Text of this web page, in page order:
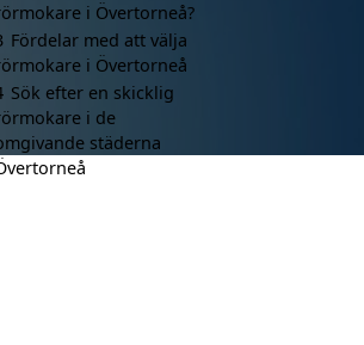
i Övertorneå?
Fördelar med att välja
i Övertorneå
Sök efter en skicklig
i de
städerna